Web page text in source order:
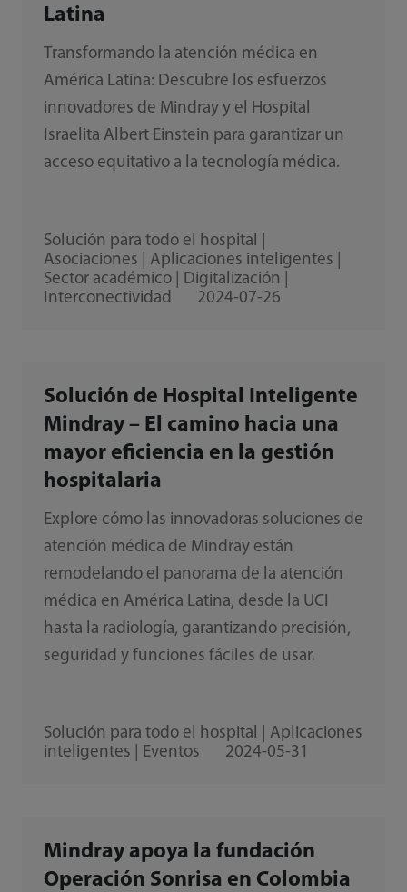
Latina
Transformando la atención médica en
América Latina: Descubre los esfuerzos
innovadores de Mindray y el Hospital
Israelita Albert Einstein para garantizar un
acceso equitativo a la tecnología médica.
Solución para todo el hospital |
Asociaciones | Aplicaciones inteligentes |
Sector académico | Digitalización |
Interconectividad
2024-07-26
Solución de Hospital Inteligente
Mindray – El camino hacia una
mayor eficiencia en la gestión
hospitalaria
Explore cómo las innovadoras soluciones de
atención médica de Mindray están
remodelando el panorama de la atención
médica en América Latina, desde la UCI
hasta la radiología, garantizando precisión,
seguridad y funciones fáciles de usar.
Solución para todo el hospital | Aplicaciones
inteligentes | Eventos
2024-05-31
Mindray apoya la fundación
Operación Sonrisa en Colombia